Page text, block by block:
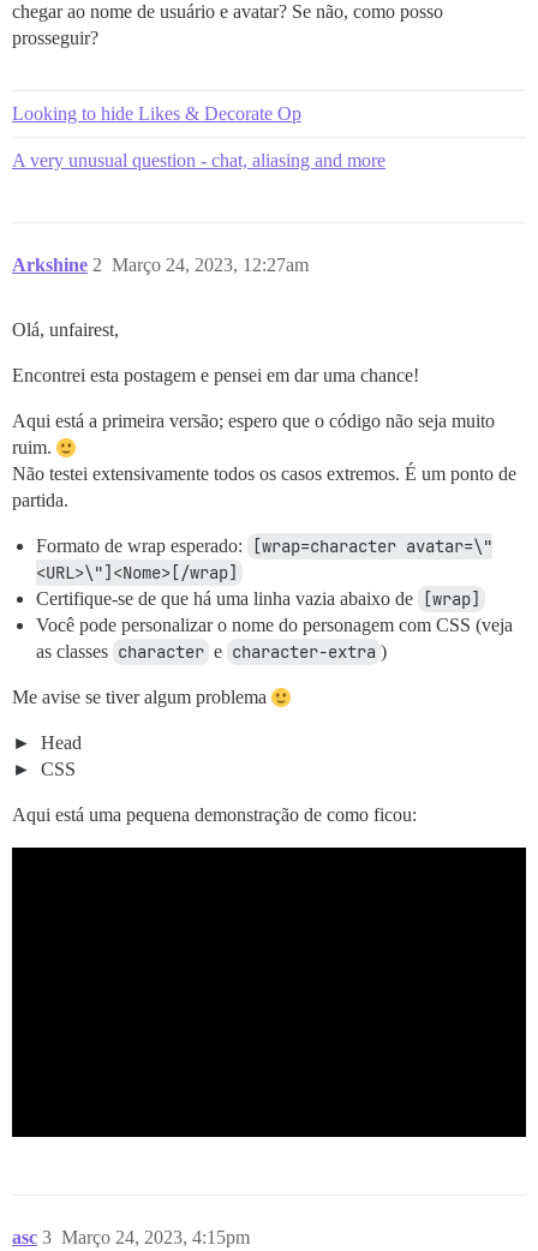
chegar ao nome de usuário e avatar? Se não, como posso
prosseguir?
Looking to hide Likes & Decorate Op
A very unusual question - chat, aliasing and more
Arkshine Março 24, 2023, 12:27am
2
Olá, unfairest,
Encontrei esta postagem e pensei em dar uma chance!
Aqui está a primeira versão; espero que o código não seja muito
ruim.
Não testei extensivamente todos os casos extremos. É um ponto de
partida.
Formato de wrap esperado:
[wrap=character avatar=\"
<URL>\"]<Nome>[/wrap]
Certifique-se de que há uma linha vazia abaixo de [wrap]
Você pode personalizar o nome do personagem com CSS (veja
as classes character e character-extra )
Me avise se tiver algum problema
Head
CSS
Aqui está uma pequena demonstração de como ficou:
asc Março 24, 2023, 4:15pm
3